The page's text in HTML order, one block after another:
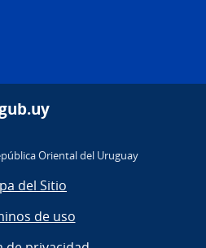
Oriental del Uruguay
del Sitio
de uso